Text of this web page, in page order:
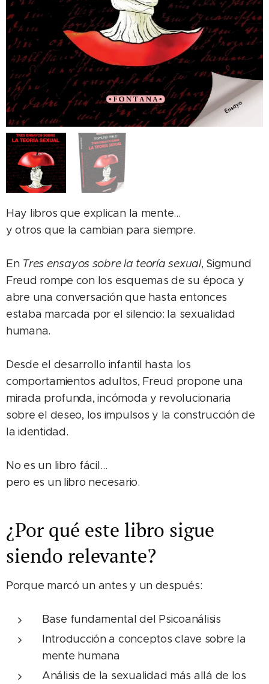
Hay libros que explican la mente…
y otros que la cambian para siempre.
En Tres ensayos sobre la teoría sexual, Sigmund
Freud rompe con los esquemas de su época y
abre una conversación que hasta entonces
estaba marcada por el silencio: la sexualidad
humana.
Desde el desarrollo infantil hasta los
comportamientos adultos, Freud propone una
mirada profunda, incómoda y revolucionaria
sobre el deseo, los impulsos y la construcción de
la identidad.
No es un libro fácil…
pero es un libro necesario.
¿Por qué este libro sigue
siendo relevante?
Porque marcó un antes y un después:
Base fundamental del Psicoanálisis
Introducción a conceptos clave sobre la
mente humana
Análisis de la sexualidad más allá de los